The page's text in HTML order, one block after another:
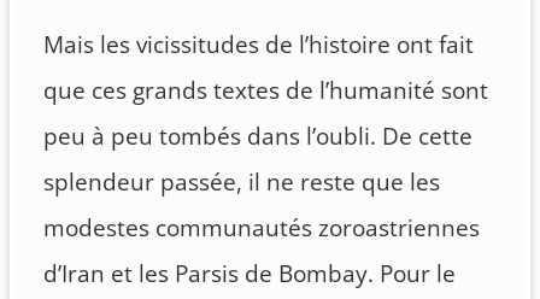
Mais les vicissitudes de l’histoire ont fait
que ces grands textes de l’humanité sont
peu à peu tombés dans l’oubli. De cette
splendeur passée, il ne reste que les
modestes communautés zoroastriennes
d’Iran et les Parsis de Bombay. Pour le